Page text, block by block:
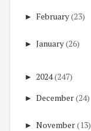
► February(23)
► January(26)
► 2024(247)
► December(24)
► November(13)